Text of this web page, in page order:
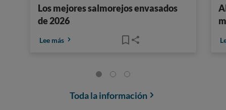
Los mejores salmorejos envasados
de 2026
Lee más
Toda la información